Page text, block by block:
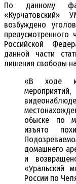
По данному
возбуждено
предусмотренного
Российской
данной части
лишения свободы
«В ходе
обыске по
изъято
домашнего
и
«Уральский
России по